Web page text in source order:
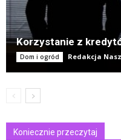
Korzystanie z
Dom i ogród Redakcja
Koniecznie przeczytaj